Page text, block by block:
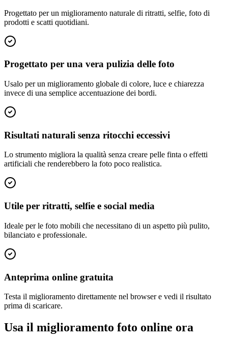
Progettato per un miglioramento naturale di ritratti, selfie, foto di
prodotti e scatti quotidiani.
Progettato per una vera pulizia delle foto
Usalo per un miglioramento globale di colore, luce e chiarezza
invece di una semplice accentuazione dei bordi.
Risultati naturali senza ritocchi eccessivi
Lo strumento migliora la qualità senza creare pelle finta o effetti
artificiali che renderebbero la foto poco realistica.
Utile per ritratti, selfie e social media
Ideale per le foto mobili che necessitano di un aspetto più pulito,
bilanciato e professionale.
Anteprima online gratuita
Testa il miglioramento direttamente nel browser e vedi il risultato
prima di scaricare.
Usa il miglioramento foto online ora